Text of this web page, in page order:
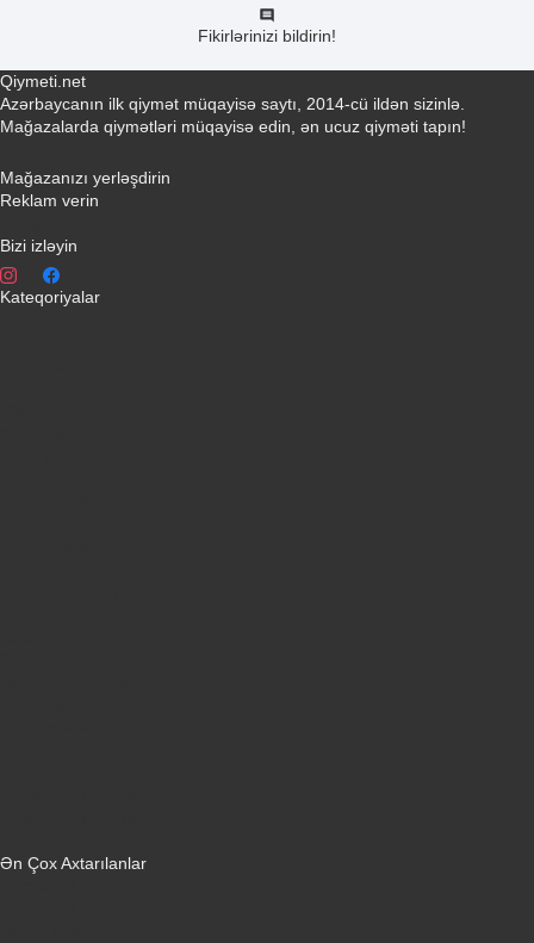
Fikirlərinizi bildirin!
Qiymeti.net
Azərbaycanın ilk qiymət müqayisə saytı, 2014-cü ildən sizinlə.
Mağazalarda qiymətləri müqayisə edin, ən ucuz qiyməti tapın!
Mağazanızı yerləşdirin
Reklam verin
Bizi izləyin
Kateqoriyalar
Ən Çox Axtarılanlar